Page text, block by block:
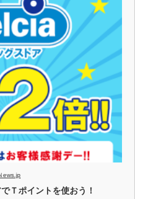
ews.jp
Ｔポイントを使おう！